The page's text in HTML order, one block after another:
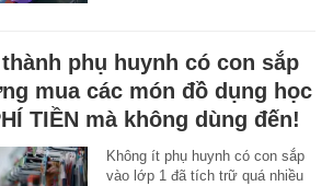
phụ huynh có con sắp
mua các món đồ dụng học
TIỀN mà không dùng đến!
Không ít phụ huynh có con sắp
vào lớp 1 đã tích trữ quá nhiều